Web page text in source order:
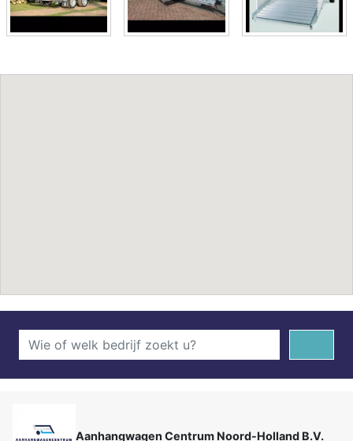
Aanhangwagen Centrum Noord-Holland B.V.